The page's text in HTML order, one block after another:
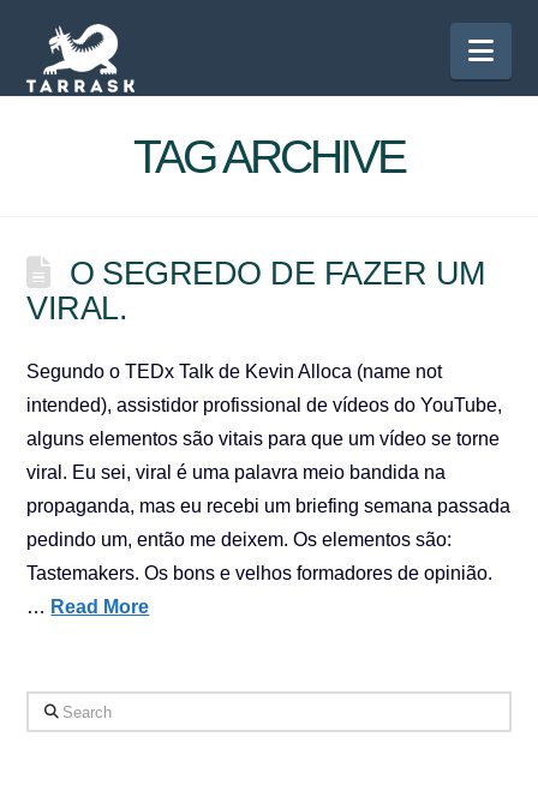
TAG ARCHIVE
O SEGREDO DE FAZER UM
VIRAL.
Segundo o TEDx Talk de Kevin Alloca (name not
intended), assistidor profissional de vídeos do YouTube,
alguns elementos são vitais para que um vídeo se torne
viral. Eu sei, viral é uma palavra meio bandida na
propaganda, mas eu recebi um briefing semana passada
pedindo um, então me deixem. Os elementos são:
Tastemakers. Os bons e velhos formadores de opinião.
… Read More
Search